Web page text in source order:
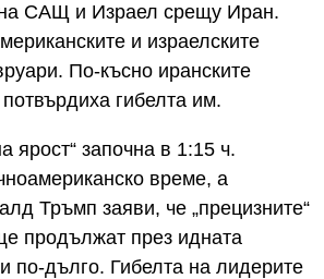
САЩ и Израел срещу Иран.
и израелските
По-късно иранските
гибелта им.
ярост“ започна в 1:15 ч.
време, а
Тръмп заяви, че „прецизните“
продължат през идната
по-дълго. Гибелта на лидерите